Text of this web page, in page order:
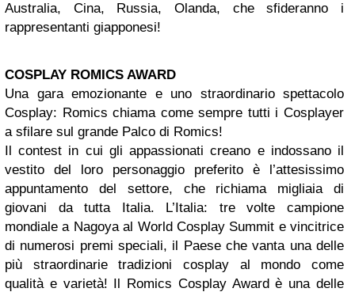
Australia, Cina, Russia, Olanda, che sfideranno i
rappresentanti giapponesi!
COSPLAY ROMICS AWARD
Una gara emozionante e uno straordinario spettacolo
Cosplay: Romics chiama come sempre tutti i Cosplayer
a sfilare sul grande Palco di Romics!
Il contest in cui gli appassionati creano e indossano il
vestito del loro personaggio preferito è l’attesissimo
appuntamento del settore, che richiama migliaia di
giovani da tutta Italia. L’Italia: tre volte campione
mondiale a Nagoya al World Cosplay Summit e vincitrice
di numerosi premi speciali, il Paese che vanta una delle
più straordinarie tradizioni cosplay al mondo come
qualità e varietà! Il Romics Cosplay Award è una delle